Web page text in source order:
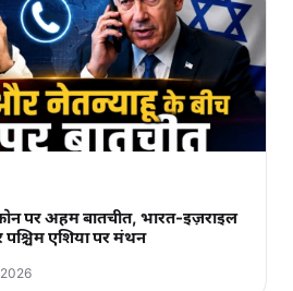
पर अहम बातचीत, भारत-इज़राइल
एशिया पर मंथन